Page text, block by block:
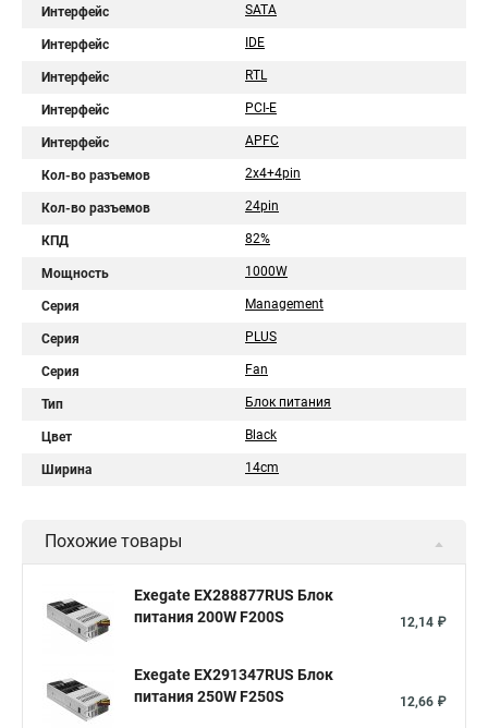
Интерфейс SATA
Интерфейс IDE
Интерфейс RTL
Интерфейс PCI-E
Интерфейс APFC
Кол-во разъемов 2x4+4pin
Кол-во разъемов 24pin
КПД 82%
Мощность 1000W
Серия Management
Серия PLUS
Серия Fan
Тип Блок питания
Цвет Black
Ширина 14cm
Похожие товары
Exegate EX288877RUS Блок
питания 200W F200S
12,14 ₽
Exegate EX291347RUS Блок
питания 250W F250S
12,66 ₽